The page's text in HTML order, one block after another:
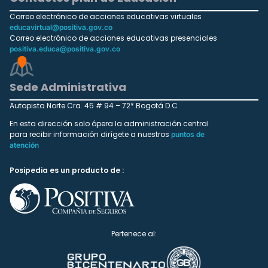
Correo electrónico de acciones educativas virtuales
educavirtual@positiva.gov.co
Correo electrónico de acciones educativas presenciales
positiva.educa@positiva.gov.co
Sede Administrativa
Autopista Norte Cra. 45 # 94 – 72* Bogotá D.C
En esta dirección solo ópera la administración central
para recibir información dirígete a nuestros puntos de
atención
Posipedia es un producto de :
Pertenece al: